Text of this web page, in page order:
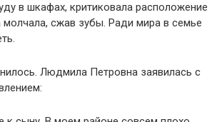
в шкафах, критиковала расположение
молчала, сжав зубы. Ради мира в семье
Людмила Петровна заявилась с